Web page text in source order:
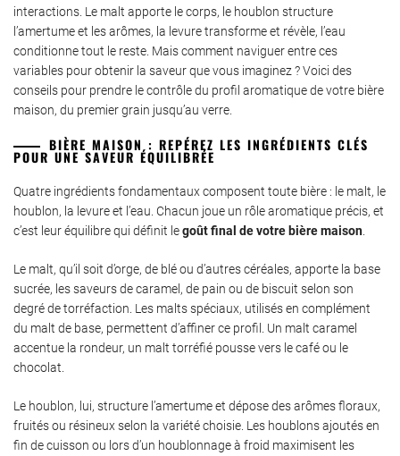
interactions. Le malt apporte le corps, le houblon structure
l’amertume et les arômes, la levure transforme et révèle, l’eau
conditionne tout le reste. Mais comment naviguer entre ces
variables pour obtenir la saveur que vous imaginez ? Voici des
conseils pour prendre le contrôle du profil aromatique de votre bière
maison, du premier grain jusqu’au verre.
BIÈRE MAISON : REPÉREZ LES INGRÉDIENTS CLÉS
POUR UNE SAVEUR ÉQUILIBRÉE
Quatre ingrédients fondamentaux composent toute bière : le malt, le
houblon, la levure et l’eau. Chacun joue un rôle aromatique précis, et
c’est leur équilibre qui définit legoût final de votre bière maison
Le malt, qu’il soit d’orge, de blé ou d’autres céréales, apporte la base
sucrée, les saveurs de caramel, de pain ou de biscuit selon son
degré de torréfaction. Les malts spéciaux, utilisés en complément
du malt de base, permettent d’affiner ce profil. Un malt caramel
accentue la rondeur, un malt torréfié pousse vers le café ou le
chocolat.
Le houblon, lui, structure l’amertume et dépose des arômes floraux,
fruités ou résineux selon la variété choisie. Les houblons ajoutés en
fin de cuisson ou lors d’un houblonnage à froid maximisent les